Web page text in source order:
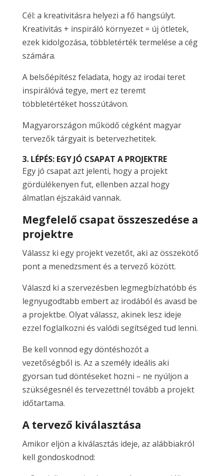
Cél: a kreativitásra helyezi a fő hangsúlyt.
Kreativitás + inspiráló környezet = új ötletek,
ezek kidolgozása, többletérték termelése a cég
számára.
A belsőépítész feladata, hogy az irodai teret
inspirálóvá tegye, mert ez teremt
többletértéket hosszútávon.
Magyarországon működő cégként magyar
tervezők tárgyait is betervezhetitek.
3. LÉPÉS: EGY JÓ CSAPAT A PROJEKTRE
Egy jó csapat azt jelenti, hogy a projekt
gördülékenyen fut, ellenben azzal hogy
álmatlan éjszakáid vannak.
Megfelelő csapat összeszedése a
projektre
Válassz ki egy projekt vezetőt, aki az összekötő
pont a menedzsment és a tervező között.
Válaszd ki a szervezésben legmegbízhatóbb és
legnyugodtabb embert az irodából és avasd be
a projektbe. Olyat válassz, akinek lesz ideje
ezzel foglalkozni és valódi segítséged tud lenni.
Be kell vonnod egy döntéshozót a
vezetőségből is. Az a személy ideális aki
gyorsan tud döntéseket hozni – ne nyúljon a
szükségesnél és tervezettnél tovább a projekt
időtartama.
A tervező kiválasztása
Amikor eljön a kiválasztás ideje, az alábbiakról
kell gondoskodnod: